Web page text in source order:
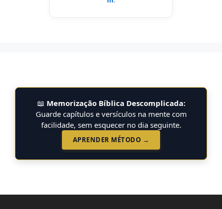
📖 Memorização Bíblica Descomplicada:
Guarde capítulos e versículos na mente com
facilidade, sem esquecer no dia seguinte.
APRENDER MÉTODO →